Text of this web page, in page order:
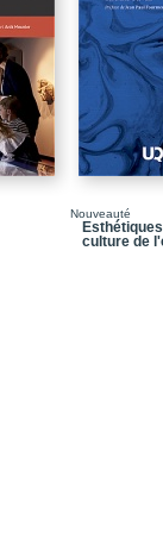
Chapitre 4 / Les
les enfants et les
Conclusion : les
Bibliographie
Chapitre 5 / La
l’adolescence
Bibliographie
Nouveauté
culture de